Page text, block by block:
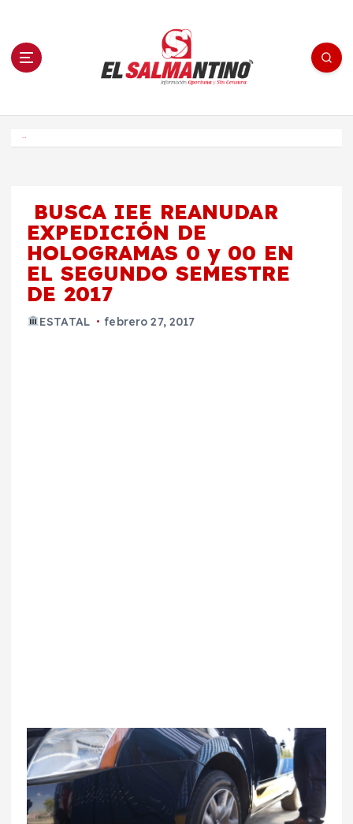
n El Salmantino - medios/noticias/editorial
BUSCA IEE REANUDAR
EXPEDICIÓN DE
HOLOGRAMAS 0 y 00 EN
EL SEGUNDO SEMESTRE
DE 2017
ESTATAL febrero 27, 2017